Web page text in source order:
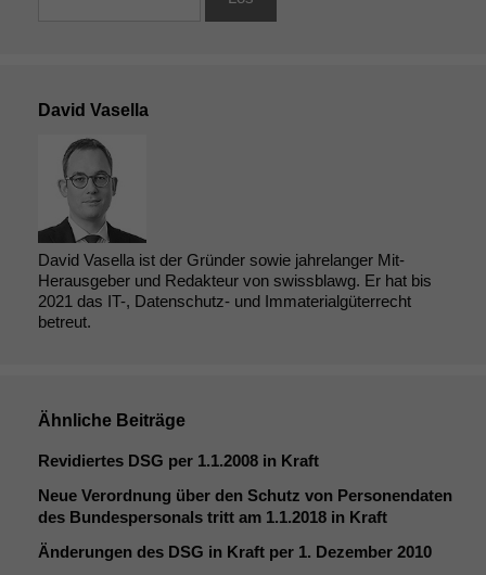
David Vasella
David Vasella ist der Gründer sowie jahrelanger Mit-
Herausgeber und Redakteur von swissblawg. Er hat bis
2021 das IT-, Datenschutz- und Immaterialgüterrecht
betreut.
Ähnliche Beiträge
Revidiertes DSG per 1.1.2008 in Kraft
Neue Verordnung über den Schutz von Personendaten
des Bundespersonals tritt am 1.1.2018 in Kraft
Änderungen des DSG in Kraft per 1. Dezember 2010